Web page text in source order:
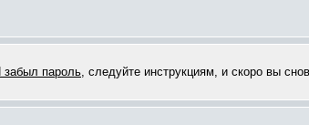
забыл пароль, следуйте инструкциям, и скоро вы